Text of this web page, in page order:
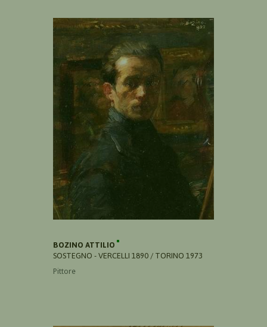
BOZINO ATTILIO
SOSTEGNO - VERCELLI 1890 / TORINO 1973
Pittore